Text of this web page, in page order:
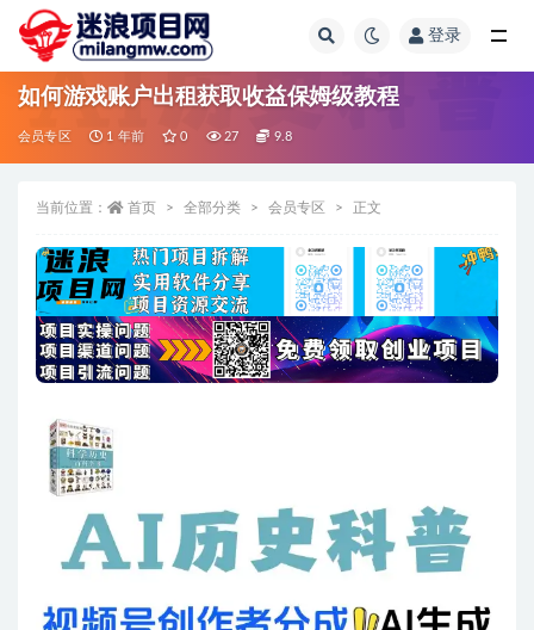
登录
如何游戏账户出租获取收益保姆级教程
会员专区 1 年前 0 27 9.8
当前位置： 首页 全部分类 会员专区 正文
全部